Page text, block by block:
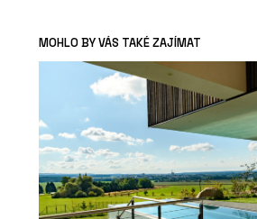
MOHLO BY VÁS TAKÉ ZAJÍMAT